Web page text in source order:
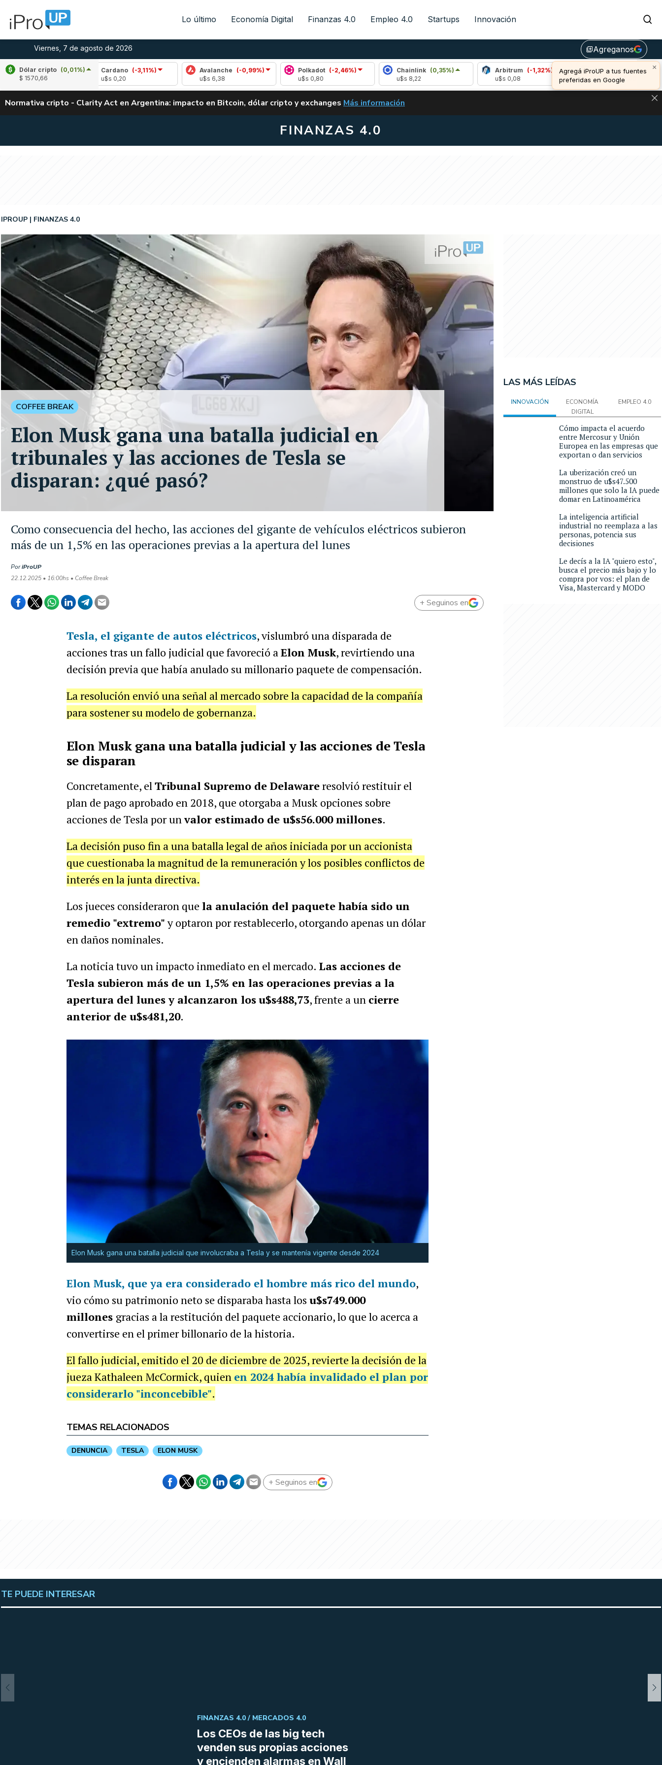
Lo último Economía Digital Finanzas 4.0 Empleo 4.0 Startups Innovación
Viernes, 7 de agosto de 2026 library_addAgreganos
×
Agregá iProUP a tus fuentes
preferidas en Google
Dólar cripto (0,01%)
$ 1570,66
Cardano
(-3,11%)
Avalanche (-0,99%)
Polkadot
(-2,46%)
Chainlink
(0,35%)
Arbitrum
(-1,32%)
Bitcoin (-0,02%)
u$s 64.664,00
Normativa cripto - Clarity Act en Argentina: impacto en Bitcoin, dólar cripto y exchanges CLARITY ACT EN ARGENTINA: IMPACTO EN BITCOIN, DÓLAR CRIPTO Y EXCHANGES
Más información
FINANZAS 4.0
Como consecuencia del hecho, las acciones del gigante de vehículos eléctricos subieron
más de un 1,5% en las operaciones previas a la apertura del lunes
IPROUP FINANZAS 4.0
PoriProUP
22.12.2025 • 16:00hs • Coffee Break
COFFEE BREAK
Elon Musk gana una batalla judicial en
tribunales y las acciones de Tesla se
disparan: ¿qué pasó?
+ Seguinos en
Tesla, el gigante de autos eléctricos, vislumbró una disparada de
acciones tras un fallo judicial que favoreció aElon Musk, revirtiendo una
decisión previa que había anulado su millonario paquete de compensación.
La resolución envió una señal al mercado sobre la capacidad de la compañía
para sostener su modelo de gobernanza.
Elon Musk gana una batalla judicial y las acciones de Tesla
se disparan
Concretamente, elTribunal Supremo de Delawareresolvió restituir el
plan de pago aprobado en 2018, que otorgaba a Musk opciones sobre
acciones de Tesla por unvalor estimado de u$s56.000 millones.
La decisión puso fin a una batalla legal de años iniciada por un accionista
que cuestionaba la magnitud de la remuneración y los posibles conflictos de
interés en la junta directiva.
Los jueces consideraron que la anulación del paquete había sido un
remedio "extremo"y optaron por restablecerlo, otorgando apenas un dólar
en daños nominales.
La noticia tuvo un impacto inmediato en el mercado. Las acciones de
Tesla subieron más de un 1,5% en las operaciones previas a la
apertura del lunes y alcanzaron losu$s488,73, frente a un cierre
anterior de u$s481,20.
Elon Musk gana una batalla judicial que involucraba a Tesla y se mantenía vigente desde 2024
Elon Musk, que ya era considerado el hombre más rico del mundo,
vio cómo su patrimonio neto se disparaba hasta los u$s749.000
millones gracias a la restitución del paquete accionario, lo que lo acerca a
convertirse en el primer billonario de la historia.
El fallo judicial, emitido el 20 de diciembre de 2025, revierte la decisión de la
jueza Kathaleen McCormick, quien en 2024 había invalidado el plan por
considerarlo "inconcebible".
TEMAS RELACIONADOS
DENUNCIA TESLA ELON MUSK
+ Seguinos en
LAS MÁS LEÍDAS
INNOVACIÓN
ECONOMÍA
DIGITAL
EMPLEO 4.0
Cómo impacta el acuerdo
entre Mercosur y Unión
Europea en las empresas que
exportan o dan servicios
La uberización creó un
monstruo de u$s47.500
millones que solo la IA puede
domar en Latinoamérica
La inteligencia artificial
industrial no reemplaza a las
personas, potencia sus
decisiones
Le decís a la IA "quiero esto",
busca el precio más bajo y lo
compra por vos: el plan de
Visa, Mastercard y MODO
TE PUEDE INTERESAR
Los CEOs de las big tech
venden sus propias acciones
y encienden alarmas en Wall
FINANZAS 4.0 / MERCADOS 4.0